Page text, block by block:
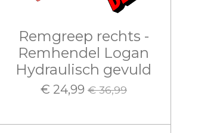
Remgreep rechts -
Remhendel Logan
Hydraulisch gevuld
€ 24,99 € 36,99